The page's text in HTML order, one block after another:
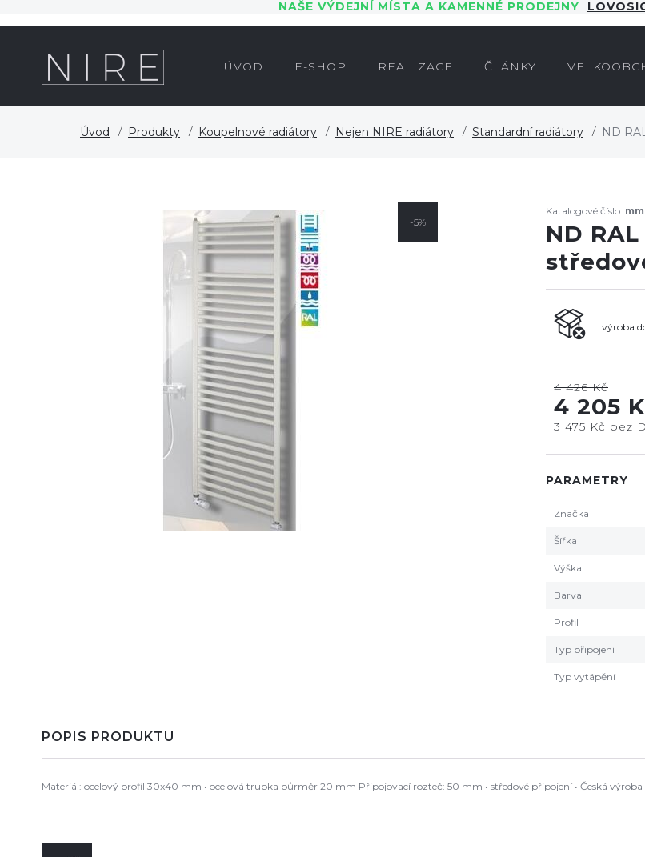
NAŠE VÝDEJNÍ MÍSTA A KAMENNÉ PRODEJNY
ÚVOD E-SHOP REALIZACE ČLÁNKY
Úvod Produkty Koupelnové radiátory Nejen NIRE radiátory Standardní radiátory ND
-5%
Katalogové číslo:
ND
výroba
4 426 Kč
4 205
3 475 Kč bez
PARAMETRY
Značka
Šířka
Výška
Barva
Profil
Typ připojení
Typ vytápění
POPIS PRODUKTU
Materiál: ocelový profil 30x40 mm • ocelová trubka půrměr 20 mm Připojovací rozteč: 50 mm • středové připojení • Česká výroba